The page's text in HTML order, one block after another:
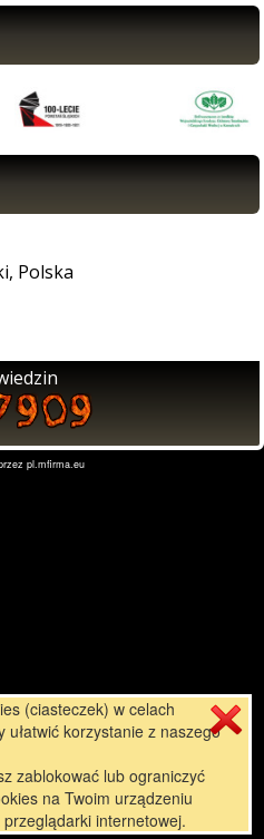
Polska
pl.mfirma.eu
(ciasteczek) w celach
ułatwić korzystanie z naszego
zablokować lub ograniczyć
na Twoim urządzeniu
internetowej.